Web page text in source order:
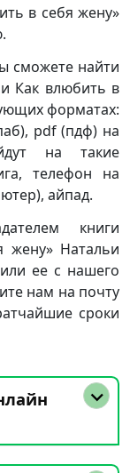
в себя жену»
сможете найти
Как влюбить в
форматах:
pdf (пдф) на
на такие
телефон на
айпад.
книги
жену» Натальи
ее с нашего
нам на почту
сроки